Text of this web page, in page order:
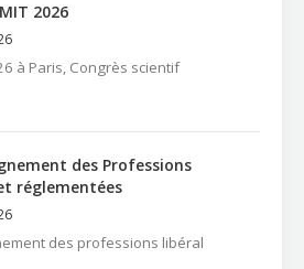
2026
à Paris, Congrès scientif
des Professions
réglementées
des professions libéral